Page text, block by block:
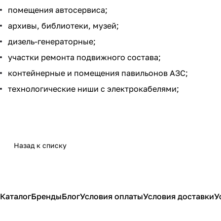
помещения автосервиса;
архивы, библиотеки, музей;
дизель-генераторные;
участки ремонта подвижного состава;
контейнерные и помещения павильонов АЗС;
технологические ниши с электрокабелями;
Назад к списку
КаталогБрендыБлогУсловия оплатыУсловия доставки